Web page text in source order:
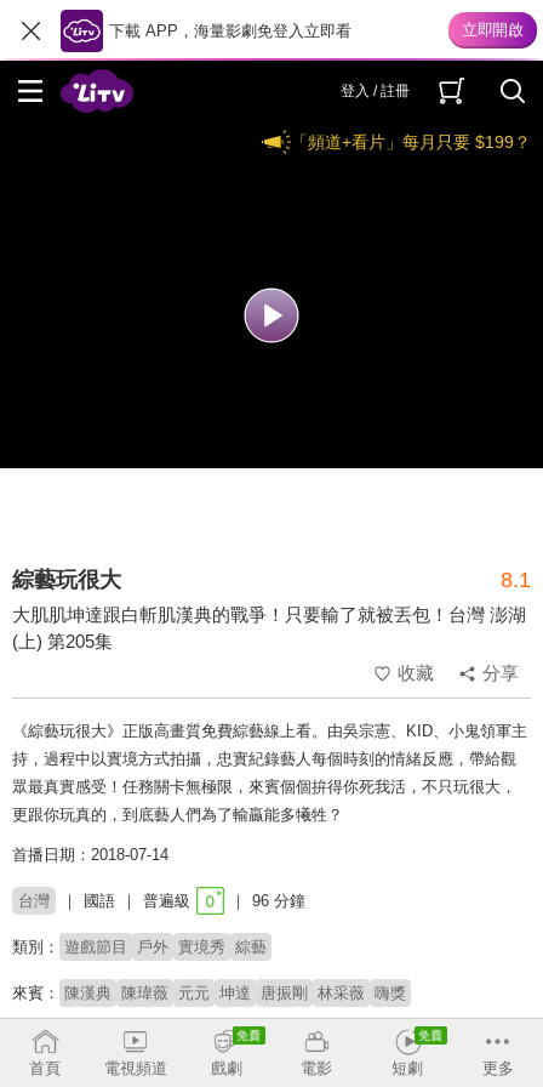
下載 APP，海量影劇免登入立即看
登入 / 註冊
「頻道+看片」每月只要 $199？
綜藝玩很大 8.1
大肌肌坤達跟白斬肌漢典的戰爭！只要輸了就被丟包！台灣 澎湖
(上) 第205集
收藏
分享
《綜藝玩很大》正版高畫質免費綜藝線上看。由吳宗憲、KID、小鬼領軍主
持，過程中以實境方式拍攝，忠實紀錄藝人每個時刻的情緒反應，帶給觀
眾最真實感受！任務關卡無極限，來賓個個拚得你死我活，不只玩很大，
更跟你玩真的，到底藝人們為了輸贏能多犧牲？
首播日期：2018-07-14
台灣 國語 普遍級 96 分鐘
類別： 遊戲節目 戶外 實境秀 綜藝
來賓： 陳漢典 陳瑋薇 元元 坤達 唐振剛 林采薇 嗨獎
主持：
KID
首頁
電視頻道 戲劇 電影 短劇 更多